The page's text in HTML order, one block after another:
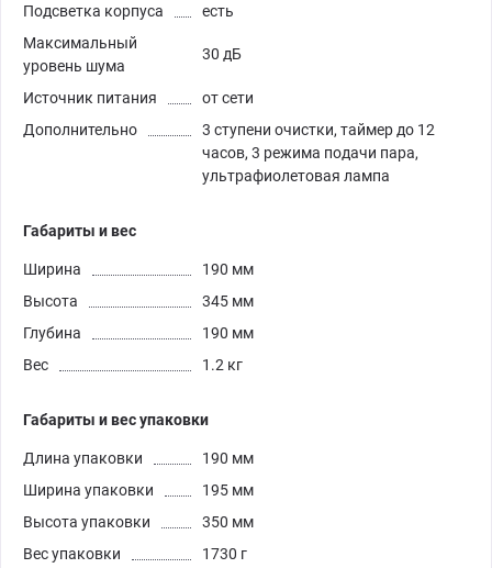
Подсветка корпуса
есть
Максимальный
уровень шума
30 дБ
Источник питания
от сети
Дополнительно
3 ступени очистки, таймер до 12
часов, 3 режима подачи пара,
ультрафиолетовая лампа
Габариты и вес
Ширина
190 мм
Высота
345 мм
Глубина
190 мм
Вес
1.2 кг
Габариты и вес упаковки
Длина упаковки
190 мм
Ширина упаковки
195 мм
Высота упаковки
350 мм
Вес упаковки
1730 г